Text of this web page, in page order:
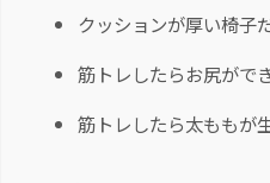
クッションが厚い椅子
筋トレしたらお尻がで
筋トレしたら太ももが